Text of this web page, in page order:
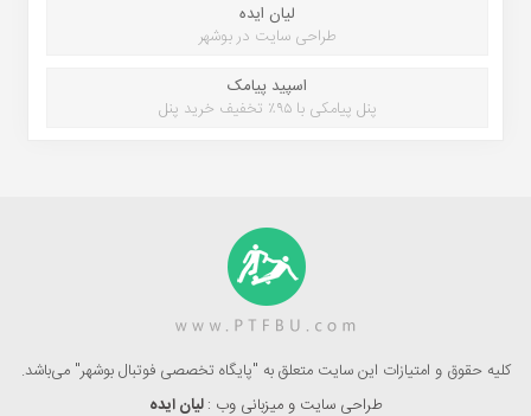
لیان ایده
طراحی سایت در بوشهر
اسپید پیامک
پنل پیامکی با ۹۵٪ تخفیف خرید پنل
کلیه حقوق و امتیازات این سایت متعلق به "پایگاه تخصصی فوتبال بوشهر" می‌باشد.
طراحی سایت و میزبانی وب :لیان ایده